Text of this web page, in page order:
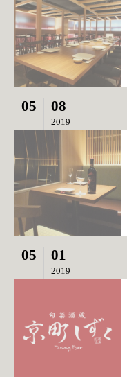
05 08
2019
05 01
2019